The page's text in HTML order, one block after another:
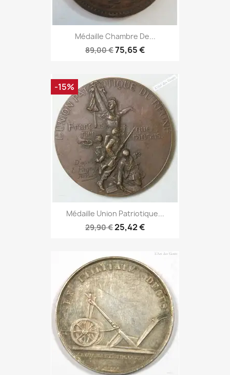
Médaille Chambre De...
89,00 €75,65 €
Médaille Union Patriotique...
29,90 €25,42 €
-15%